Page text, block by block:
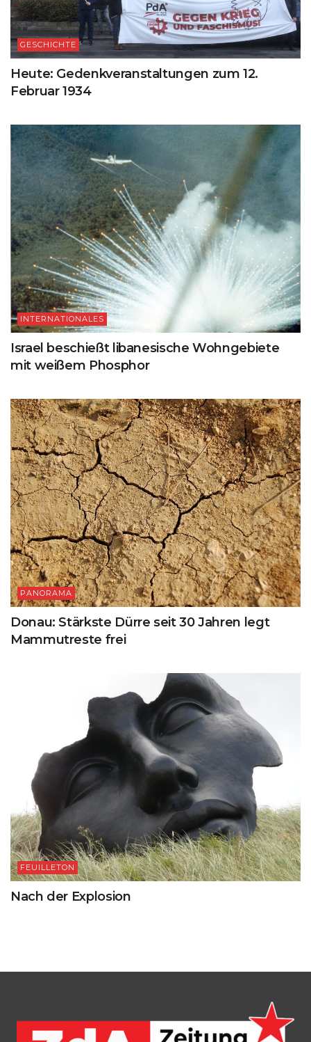
GESCHICHTE
Heute: Gedenkveranstaltungen zum 12.
Februar 1934
INTERNATIONALES
Israel beschießt libanesische Wohngebiete
mit weißem Phosphor
PANORAMA
Donau: Stärkste Dürre seit 30 Jahren legt
Mammutreste frei
FEUILLETON
Nach der Explosion